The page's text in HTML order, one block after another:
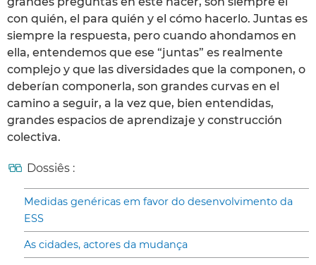
con quién, el para quién y el cómo hacerlo. Juntas es
siempre la respuesta, pero cuando ahondamos en
ella, entendemos que ese “juntas” es realmente
complejo y que las diversidades que la componen, o
deberían componerla, son grandes curvas en el
camino a seguir, a la vez que, bien entendidas,
grandes espacios de aprendizaje y construcción
colectiva.
Dossiês :
Medidas genéricas em favor do desenvolvimento da
ESS
As cidades, actores da mudança